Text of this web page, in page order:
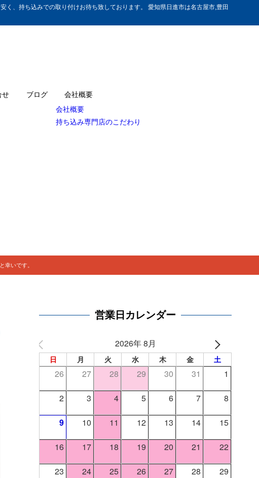
、持ち込みでの取り付けお待ち致しております。 愛知県日進市は名古屋市,豊田
せ
ブログ
会社概要
会社概要
持ち込み専門店のこだわり
幸いです。
営業日カレンダー
2026年 8月
日 月 火 水 木 金 土
26 27 28 29 30 31 1
2 3 4 5 6 7 8
9 10 11 12 13 14 15
16 17 18 19 20 21 22
23 24 25 26 27 28 29